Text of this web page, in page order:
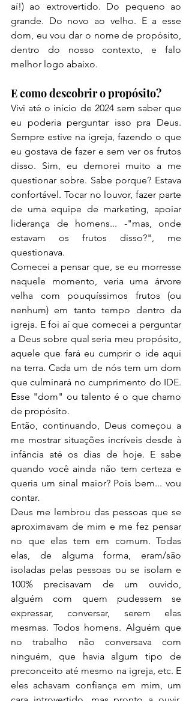
aí!) ao extrovertido. Do pequeno ao
grande. Do novo ao velho. E a esse
dom, eu vou dar o nome de propósito,
dentro do nosso contexto, e falo
melhor logo abaixo.
E como descobrir o propósito?
Vivi até o início de 2024 sem saber que
eu poderia perguntar isso pra Deus.
Sempre estive na igreja, fazendo o que
eu gostava de fazer e sem ver os frutos
disso. Sim, eu demorei muito a me
questionar sobre. Sabe porque? Estava
confortável. Tocar no louvor, fazer parte
de uma equipe de marketing, apoiar
liderança de homens... -"mas, onde
estavam os frutos disso?", me
questionava.
Comecei a pensar que, se eu morresse
naquele momento, veria uma árvore
velha com pouquíssimos frutos (ou
nenhum) em tanto tempo dentro da
igreja. E foi aí que comecei a perguntar
a Deus sobre qual seria meu propósito,
aquele que fará eu cumprir o ide aqui
na terra. Cada um de nós tem um dom
que culminará no cumprimento do IDE.
Esse "dom" ou talento é o que chamo
de propósito.
Então, continuando, Deus começou a
me mostrar situações incríveis desde à
infância até os dias de hoje. E sabe
quando você ainda não tem certeza e
queria um sinal maior? Pois bem... vou
contar.
Deus me lembrou das pessoas que se
aproximavam de mim e me fez pensar
no que elas tem em comum. Todas
elas, de alguma forma, eram/são
isoladas pelas pessoas ou se isolam e
100% precisavam de um ouvido,
alguém com quem pudessem se
expressar, conversar, serem elas
mesmas. Todos homens. Alguém que
no trabalho não conversava com
ninguém, que havia algum tipo de
preconceito até mesmo na igreja, etc. E
eles achavam confiança em mim, um